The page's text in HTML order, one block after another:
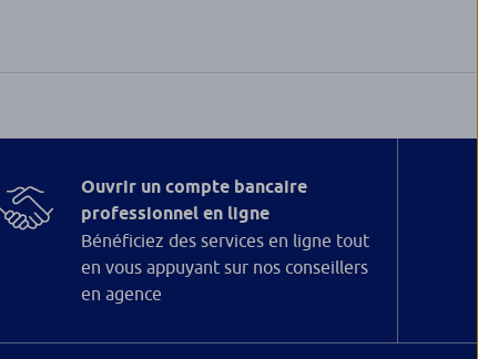
Ouvrir un compte bancaire
professionnel en ligne
Bénéficiez des services en ligne tout
en vous appuyant sur nos conseillers
en agence